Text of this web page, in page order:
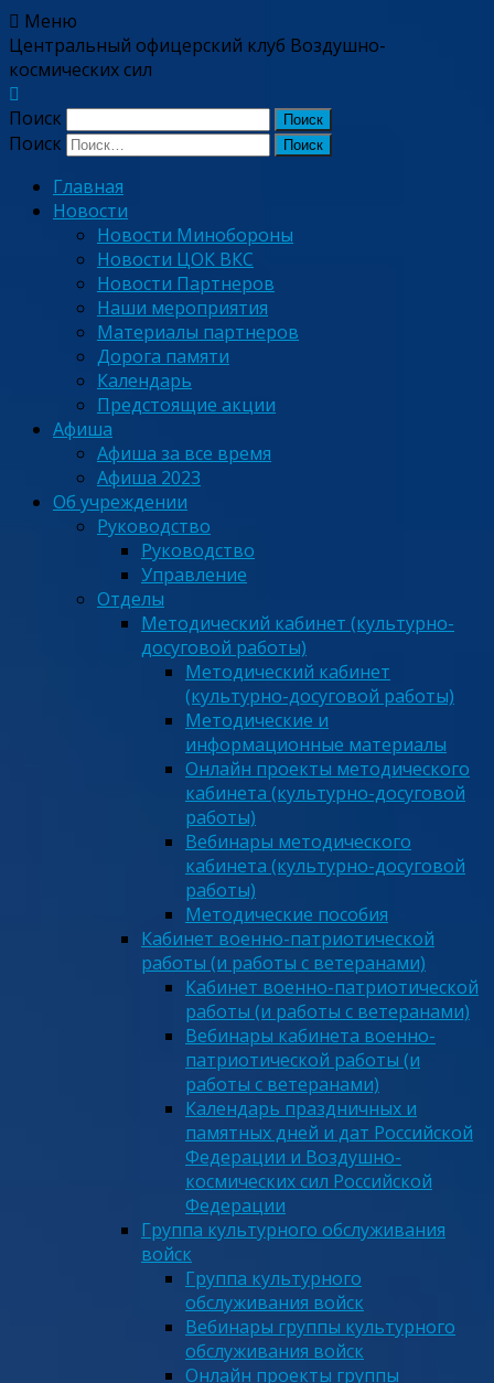
Меню
Центральный офицерский клуб Воздушно-
космических сил
Поиск
Поиск
Главная
Новости
Новости Минобороны
Новости ЦОК ВКС
Новости Партнеров
Наши мероприятия
Материалы партнеров
Дорога памяти
Календарь
Предстоящие акции
Афиша
Афиша за все время
Афиша 2023
Об учреждении
Руководство
Руководство
Управление
Отделы
Методический кабинет (культурно-
досуговой работы)
Методический кабинет
(культурно-досуговой работы)
Методические и
информационные материалы
Онлайн проекты методического
кабинета (культурно-досуговой
работы)
Вебинары методического
кабинета (культурно-досуговой
работы)
Методические пособия
Кабинет военно-патриотической
работы (и работы с ветеранами)
Кабинет военно-патриотической
работы (и работы с ветеранами)
Вебинары кабинета военно-
патриотической работы (и
работы с ветеранами)
Календарь праздничных и
памятных дней и дат Российской
Федерации и Воздушно-
космических сил Российской
Федерации
Группа культурного обслуживания
войск
Группа культурного
обслуживания войск
Вебинары группы культурного
обслуживания войск
Онлайн проекты группы